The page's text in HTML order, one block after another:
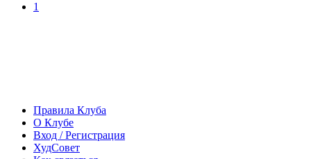
1
Правила Клуба
О Клубе
Вход / Регистрация
ХудСовет